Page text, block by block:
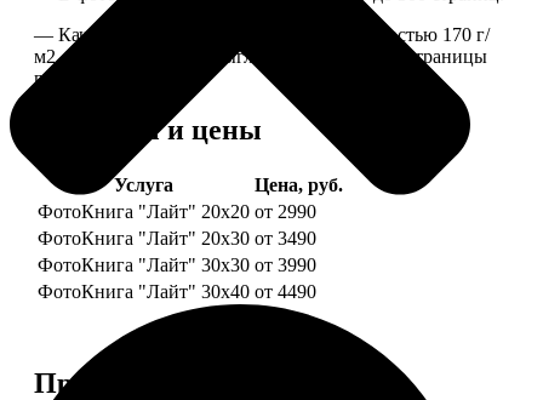
— Качественная мелованная бумага плотностью 170 г/
м2, то есть страницы выглядят, как плотные страницы
глянцевого журнала.
Форматы и цены
Услуга
Цена, руб.
ФотоКнига "Лайт" 20x20 от 2990
ФотоКнига "Лайт" 20x30 от 3490
ФотоКнига "Лайт" 30x30 от 3990
ФотоКнига "Лайт" 30x40 от 4490
Примеры работ